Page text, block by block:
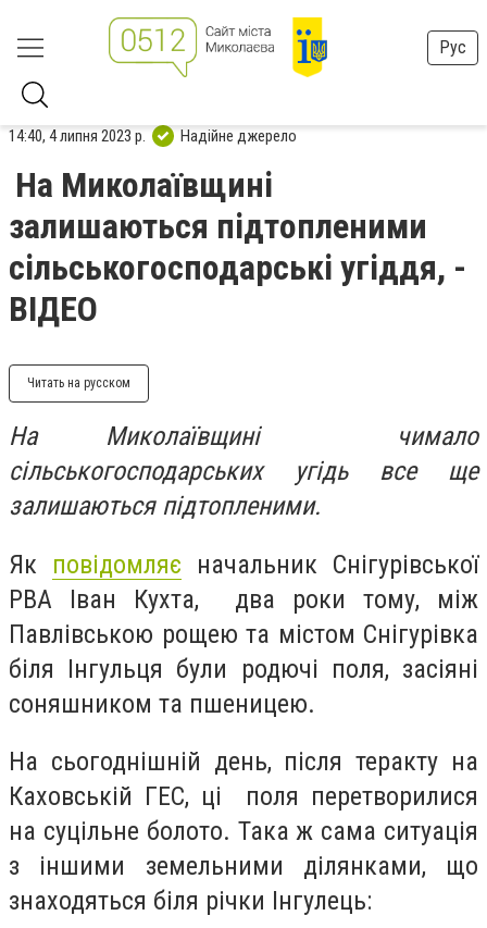
Рус
14:40, 4 липня 2023 р. Надійне джерело
На Миколаївщині
залишаються підтопленими
сільськогосподарські угіддя, -
ВІДЕО
Читать на русском
На Миколаївщині чимало
сільськогосподарських угідь все ще
залишаються підтопленими.
Як повідомляє начальник Снігурівської
РВА Іван Кухта, два роки тому, між
Павлівською рощею та містом Снігурівка
біля Інгульця були родючі поля, засіяні
соняшником та пшеницею.
На сьогоднішній день, після теракту на
Каховській ГЕС, ці поля перетворилися
на суцільне болото. Така ж сама ситуація
з іншими земельними ділянками, що
знаходяться біля річки Інгулець: